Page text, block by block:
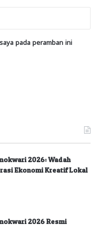
pada peramban ini
2026: Wadah
Ekonomi Kreatif Lokal
2026 Resmi